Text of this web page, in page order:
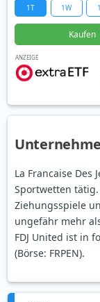
1T 1W
Kaufen
ANZEIGE
La Francaise Des
Sportwetten
Ziehungsspiele
ungefähr mehr
FDJ United ist in
(Börse: FRPEN).